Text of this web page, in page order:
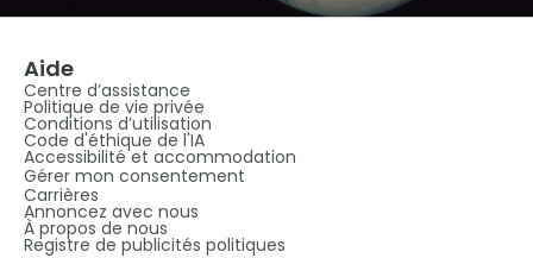
Aide
Centre d’assistance
Politique de vie privée
Conditions d’utilisation
Code d'éthique de l'IA
Accessibilité et accommodation
Gérer mon consentement
Carrières
Annoncez avec nous
À propos de nous
Registre de publicités politiques